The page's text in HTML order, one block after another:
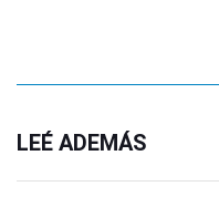
LEÉ ADEMÁS